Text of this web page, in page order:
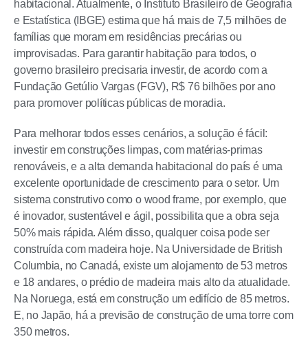
habitacional. Atualmente, o Instituto Brasileiro de Geografia
e Estatística (IBGE) estima que há mais de 7,5 milhões de
famílias que moram em residências precárias ou
improvisadas. Para garantir habitação para todos, o
governo brasileiro precisaria investir, de acordo com a
Fundação Getúlio Vargas (FGV), R$ 76 bilhões por ano
para promover políticas públicas de moradia.
Para melhorar todos esses cenários, a solução é fácil:
investir em construções limpas, com matérias-primas
renováveis, e a alta demanda habitacional do país é uma
excelente oportunidade de crescimento para o setor. Um
sistema construtivo como o wood frame, por exemplo, que
é inovador, sustentável e ágil, possibilita que a obra seja
50% mais rápida. Além disso, qualquer coisa pode ser
construída com madeira hoje. Na Universidade de British
Columbia, no Canadá, existe um alojamento de 53 metros
e 18 andares, o prédio de madeira mais alto da atualidade.
Na Noruega, está em construção um edifício de 85 metros.
E, no Japão, há a previsão de construção de uma torre com
350 metros.